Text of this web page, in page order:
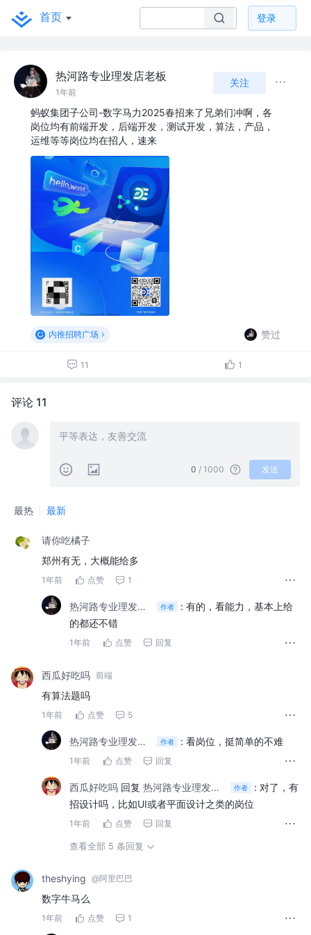
首页 登录
热河路专业理发店老板
1年前
关注
蚂蚁集团子公司-数字马力2025春招来了兄弟们冲啊，各
岗位均有前端开发，后端开发，测试开发，算法，产品，
运维等等岗位均在招人，速来
内推招聘广场 赞过
11 1
评论 11
0 / 1000 发送
最热 最新
请你吃橘子
郑州有无，大概能给多
1年前 点赞 1
热河路专业理发店老板作者 : 有的，看能力，基本上给
的都还不错
1年前 点赞 回复
西瓜好吃吗 前端
有算法题吗
1年前 点赞 5
热河路专业理发店老板作者 : 看岗位，挺简单的不难
1年前 点赞 回复
西瓜好吃吗 回复 热河路专业理发店老板作者 : 对了，有
招设计吗，比如UI或者平面设计之类的岗位
1年前 点赞 回复
查看全部 5 条回复
theshying @阿里巴巴
数字牛马么
1年前 点赞 1